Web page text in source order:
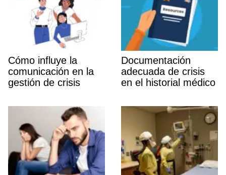
Cómo influye la
comunicación en la
gestión de crisis
Documentación
adecuada de crisis
en el historial médico